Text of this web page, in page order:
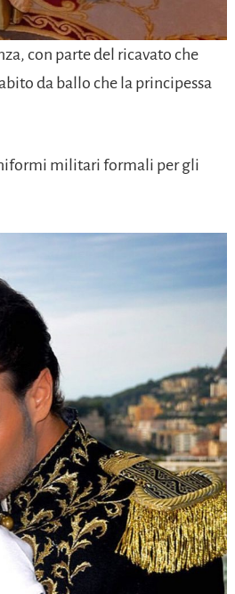
con parte del ricavato che
da ballo che la principessa
militari formali per gli